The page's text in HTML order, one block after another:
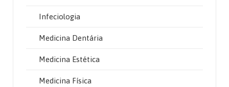
Infeciologia
Medicina Dentária
Medicina Estética
Medicina Física